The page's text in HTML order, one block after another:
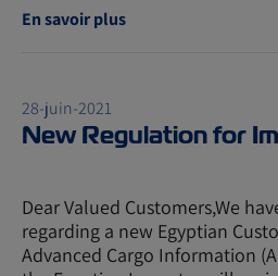
En savoir plus
28-juin-2021
New Regulation for
Dear Valued Customers,We
regarding a new Egyptian
Advanced Cargo Information